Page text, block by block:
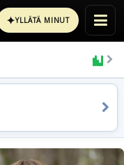
✦YLLÄTÄ MINUT